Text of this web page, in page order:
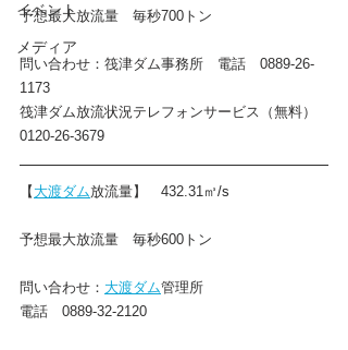
イベント
メディア
予想最大放流量　毎秒700トン
問い合わせ：筏津ダム事務所　電話　0889-26-
1173
筏津ダム放流状況テレフォンサービス（無料）
0120-26-3679
【 大渡ダム放流量】 432.31㎥/s
予想最大放流量　毎秒600トン
問い合わせ： 大渡ダム管理所
電話　0889-32-2120